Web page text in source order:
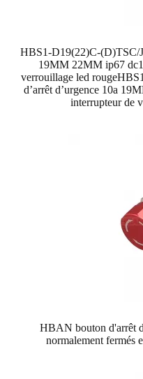
HBS1-D19(22)C-(D)TSC/
19MM 22MM ip67
verrouillage led
d’arrêt d’urgence 10a
interrupteur de
HBAN bouton d'arrêt
normalement fermés